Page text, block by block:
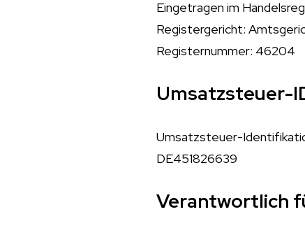
Eingetragen im
Registergericht:
Registernummer: 46204
Umsatzsteuer-
Umsatzsteuer-
DE451826639
Verantwortlich